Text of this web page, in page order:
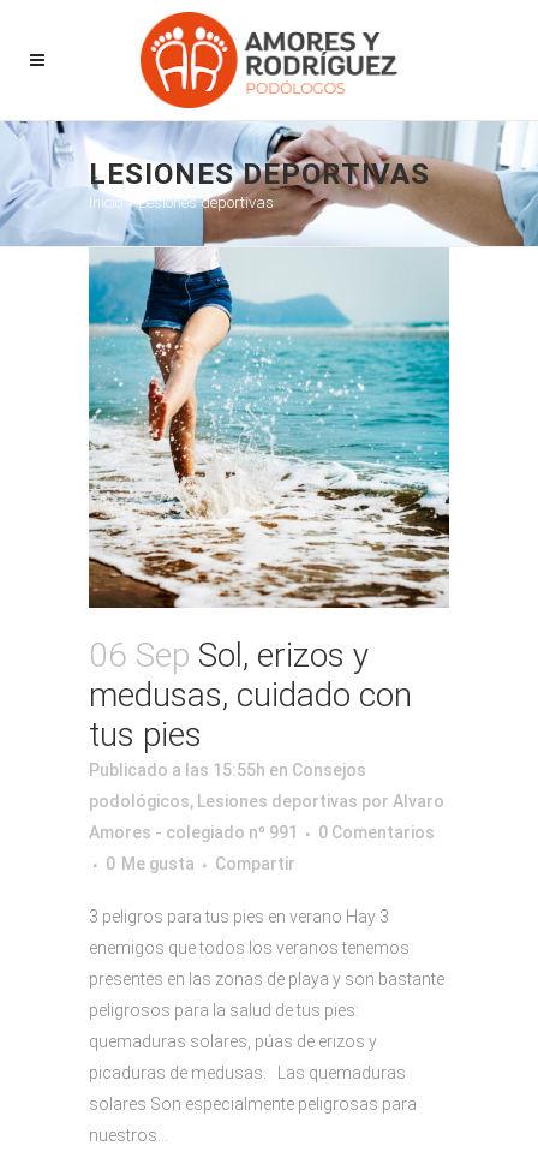
LESIONES DEPORTIVAS
Inicio>Lesiones deportivas
06 Sep Sol, erizos y
medusas, cuidado con
tus pies
Publicado a las 15:55h en Consejos
podológicos, Lesiones deportivas por Alvaro
Amores - colegiado nº 991
0 Comentarios
0 Me gusta Compartir
3 peligros para tus pies en verano Hay 3
enemigos que todos los veranos tenemos
presentes en las zonas de playa y son bastante
peligrosos para la salud de tus pies:
quemaduras solares, púas de erizos y
picaduras de medusas. Las quemaduras
solares Son especialmente peligrosas para
nuestros...